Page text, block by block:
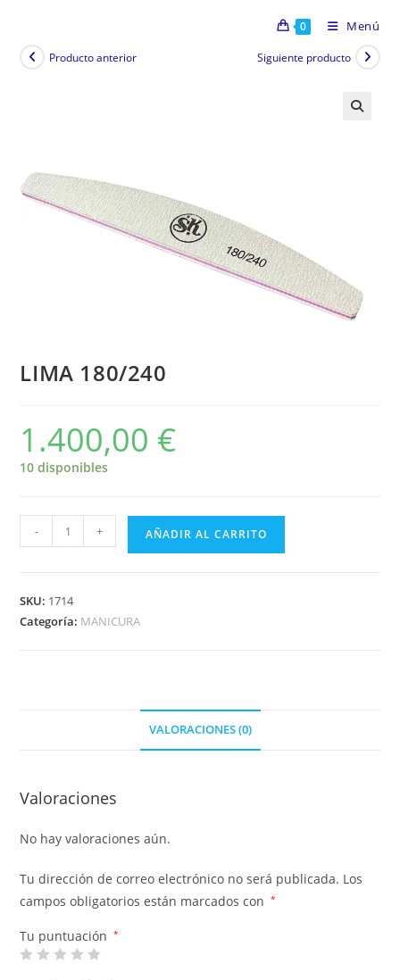
0 Menú
Producto anterior Siguiente producto
LIMA 180/240
1.400,00 €
10 disponibles
- + AÑADIR AL CARRITO
SKU: 1714
Categoría: MANICURA
VALORACIONES (0)
Valoraciones
No hay valoraciones aún.
Tu dirección de correo electrónico no será publicada. Los
campos obligatorios están marcados con
*
Tu puntuación *